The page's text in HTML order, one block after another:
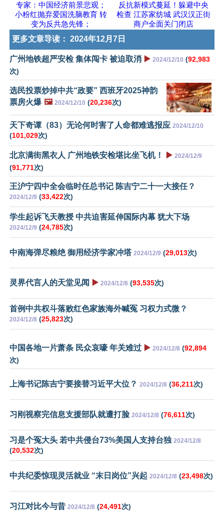
专家：中国经济前景悲观；
小粉红抛弃爱国洗脑教育 转
变为反共急先锋；
反抗新模式蔓延！躲避中央
检查 江苏家纺城 武汉汉正街
商户全面关门闭店
更多文章导读： 2024年12月7日
广州地铁超严安检 集体闯卡 被迫取消 ▶️ 2024/12/10 (92,983
次)
选民投票炒掉中共“政要” 西班牙2025神韵
票房火爆 🖼️ 2024/12/10 (20,236次)
天下奇谭（83）无论何时害了人命都难逃报应 2024/12/10
(101,029次)
北京满街黑衣人 广州地铁安检堪比坐飞机！ ▶️ 2024/12/9
(91,771次)
王沪宁四中全会临时任总书记 陈吉宁二十一大接任？
2024/12/9 (33,422次)
学生起诉飞天教授 中共迫害延伸国际内幕 犹大下场
2024/12/9 (24,785次)
中南海弹尽粮绝 御用经济学家冲塔 2024/12/9 (29,013次)
灵界代言人的天堂见闻 ▶️ 2024/12/8 (93,535次)
首例中共权斗落败红色家族海外喊冤 习权力式微？
2024/12/8 (25,823次)
中国各地一片萧条 民众哀嚎 年关难过 ▶️ 2024/12/8 (92,894
次)
上海书记陈吉宁要接替习近平大位？ 2024/12/8 (36,211次)
习刚视察完信息支援部队就遭打脸 2024/12/8 (76,611次)
习是个冤大头 若中共侵台73%美国人支持台独 2024/12/8
(20,532次)
中共纪委惊现灵活就业 “末日岗位”兴起 2024/12/8 (23,498次)
习江对比今与昔 2024/12/8 (24,491次)